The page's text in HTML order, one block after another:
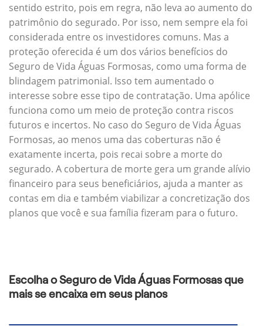
sentido estrito, pois em regra, não leva ao aumento do
patrimônio do segurado. Por isso, nem sempre ela foi
considerada entre os investidores comuns. Mas a
proteção oferecida é um dos vários benefícios do
Seguro de Vida Águas Formosas, como uma forma de
blindagem patrimonial. Isso tem aumentado o
interesse sobre esse tipo de contratação. Uma apólice
funciona como um meio de proteção contra riscos
futuros e incertos. No caso do Seguro de Vida Águas
Formosas, ao menos uma das coberturas não é
exatamente incerta, pois recai sobre a morte do
segurado. A cobertura de morte gera um grande alívio
financeiro para seus beneficiários, ajuda a manter as
contas em dia e também viabilizar a concretização dos
planos que você e sua família fizeram para o futuro.
Escolha o Seguro de Vida Águas Formosas que
mais se encaixa em seus planos